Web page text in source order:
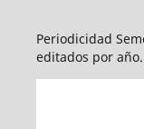
Periodicidad
editados por año.